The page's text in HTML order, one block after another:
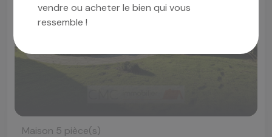
Maison 5 pièce(s)
vendre ou acheter le bien qui vous
ressemble !